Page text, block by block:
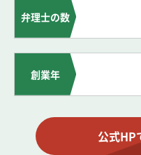
弁理士の数
創業年
公式HP